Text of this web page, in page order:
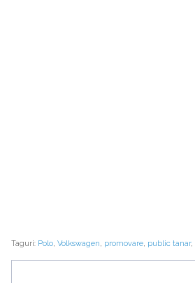
Taguri: Polo, Volkswagen, promovare, public tanar,